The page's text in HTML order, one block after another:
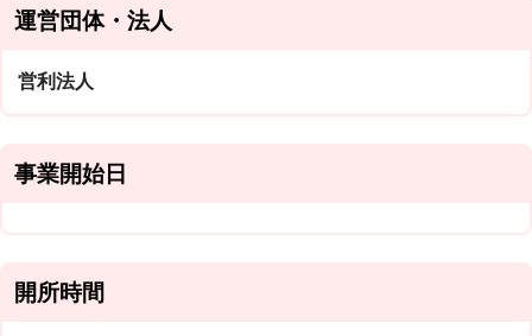
運営団体・法人
営利法人
事業開始日
開所時間